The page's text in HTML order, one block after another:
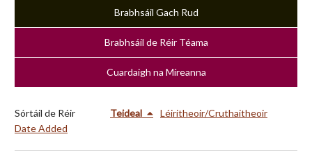
Brabhsáil Gach Rud
Brabhsáil de Réir Téama
Cuardaigh na Míreanna
Sórtáil de Réir Teideal
Léiritheoir/Cruthaitheoir
Date Added